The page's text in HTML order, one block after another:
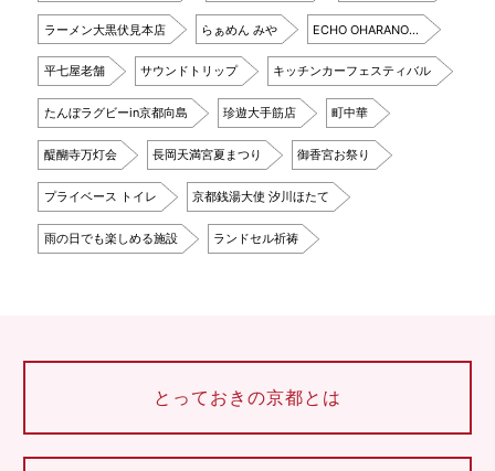
ラーメン大黒伏見本店 らぁめん みや ECHO OHARANO…
平七屋老舗 サウンドトリップ キッチンカーフェスティバル
たんぼラグビーin京都向島 珍遊大手筋店 町中華
醍醐寺万灯会 長岡天満宮夏まつり 御香宮お祭り
プライベース トイレ 京都銭湯大使 汐川ほたて
雨の日でも楽しめる施設 ランドセル祈祷
とっておきの京都とは